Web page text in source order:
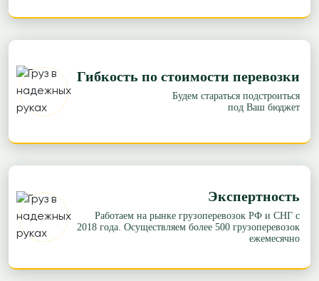
Гибкость по стоимости перевозки
Будем стараться подстроиться
под Ваш бюджет
Экспертность
Работаем на рынке грузоперевозок РФ и СНГ с
2018 года. Осуществляем более 500 грузоперевозок
ежемесячно